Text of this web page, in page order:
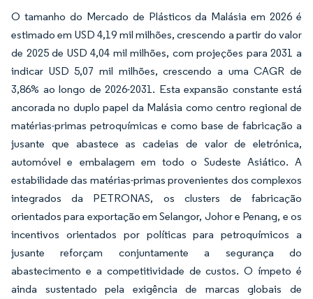
O tamanho do Mercado de Plásticos da Malásia em 2026 é
estimado em USD 4,19 mil milhões, crescendo a partir do valor
de 2025 de USD 4,04 mil milhões, com projeções para 2031 a
indicar USD 5,07 mil milhões, crescendo a uma CAGR de
3,86% ao longo de 2026-2031. Esta expansão constante está
ancorada no duplo papel da Malásia como centro regional de
matérias-primas petroquímicas e como base de fabricação a
jusante que abastece as cadeias de valor de eletrónica,
automóvel e embalagem em todo o Sudeste Asiático. A
estabilidade das matérias-primas provenientes dos complexos
integrados da PETRONAS, os clusters de fabricação
orientados para exportação em Selangor, Johor e Penang, e os
incentivos orientados por políticas para petroquímicos a
jusante reforçam conjuntamente a segurança do
abastecimento e a competitividade de custos. O ímpeto é
ainda sustentado pela exigência de marcas globais de